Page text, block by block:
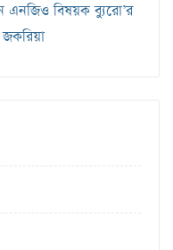
এনজিও বিষয়ক ব্যুরো’র